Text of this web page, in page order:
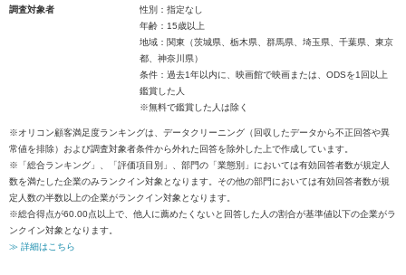
調査対象者
性別：指定なし
年齢：15歳以上
地域：関東（茨城県、栃木県、群馬県、埼玉県、千葉県、東京
都、神奈川県）
条件：過去1年以内に、映画館で映画または、ODSを1回以上
鑑賞した人
※無料で鑑賞した人は除く
※オリコン顧客満足度ランキングは、データクリーニング（回収したデータから不正回答や異
常値を排除）および調査対象者条件から外れた回答を除外した上で作成しています。
※「総合ランキング」、「評価項目別」、部門の「業態別」においては有効回答者数が規定人
数を満たした企業のみランクイン対象となります。その他の部門においては有効回答者数が規
定人数の半数以上の企業がランクイン対象となります。
※総合得点が60.00点以上で、他人に薦めたくないと回答した人の割合が基準値以下の企業がラ
ンクイン対象となります。
≫ 詳細はこちら